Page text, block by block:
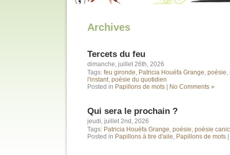
Archives
Tercets du feu
dimanche, juillet 26th, 2026
Tags: feu gironde, Patricia Houéfa Grange, poésie,
l'instant, poésie du quotidien
Posted in Papillons de mots No Comments »
Qui sera le prochain ?
jeudi, juillet 2nd, 2026
Tags: Patricia Houéfa Grange, poésie, poésie
Posted in Papillons à tire d'aile, Papillons de mots